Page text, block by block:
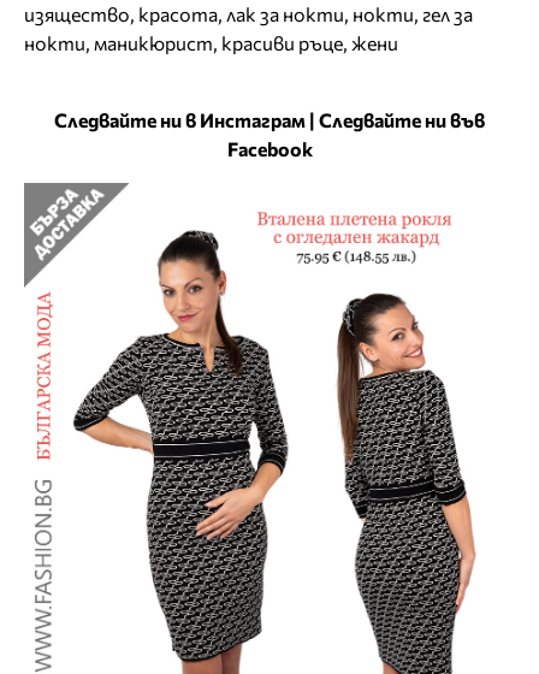
изящество, красота, лак за нокти, нокти, гел за
нокти, маникюрист, красиви ръце, жени
Следвайте ни в Инстаграм | Следвайте ни във
Facebook